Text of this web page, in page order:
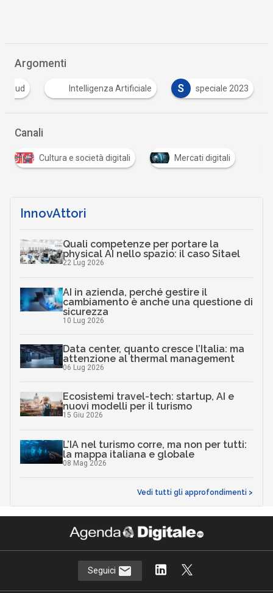
Argomenti
cloud Intelligenza Artificiale S speciale 2023
Canali
Cultura e società digitali Mercati digitali
InnovAttori
Quali competenze per portare la
physical AI nello spazio: il caso Sitael
22 Lug 2026
AI in azienda, perché gestire il
cambiamento è anche una questione di
sicurezza
10 Lug 2026
Data center, quanto cresce l’Italia: ma
attenzione al thermal management
06 Lug 2026
Ecosistemi travel-tech: startup, AI e
nuovi modelli per il turismo
15 Giu 2026
L’IA nel turismo corre, ma non per tutti:
la mappa italiana e globale
08 Mag 2026
Vedi tutti gli approfondimenti >
Seguici